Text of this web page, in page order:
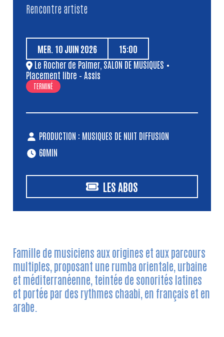
Famille de musiciens aux origines et aux parcours
multiples, proposant une rumba orientale, urbaine
et méditerranéenne, teintée de sonorités latines
et portée par des rythmes chaabi, en français et en
arabe.
Rencontre artiste
MER. 10 JUIN 2026
15:00
Le Rocher de Palmer SALON DE MUSIQUES •
Placement libre – Assis
TERMINÉ
PRODUCTION : MUSIQUES DE NUIT DIFFUSION
60MIN
LES ABOS